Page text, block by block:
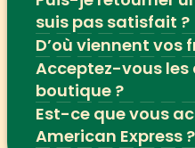
suis pas satisfait ?
D’où viennent vos
Acceptez-vous les
boutique ?
Est-ce que vous
American Express ?